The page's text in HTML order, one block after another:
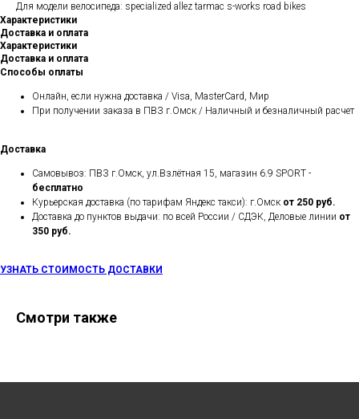
Для модели велосипеда: specialized allez tarmac s-works road bikes
Характеристики
Доставка и оплата
Характеристики
Доставка и оплата
Способы оплаты
Онлайн, если нужна доставка / Visa, MasterCard, Мир
При получении заказа в ПВЗ г.Омск / Наличный и безналичный расчет
Доставка
Самовывоз: ПВЗ г.Омск, ул.Взлётная 15, магазин 6.9 SPORT -
бесплатно
Курьерская доставка (по тарифам Яндекс такси): г.Омск от 250 руб.
Доставка до пунктов выдачи: по всей России / СДЭК, Деловые линии от
350 руб.
УЗНАТЬ СТОИМОСТЬ ДОСТАВКИ
Смотри также